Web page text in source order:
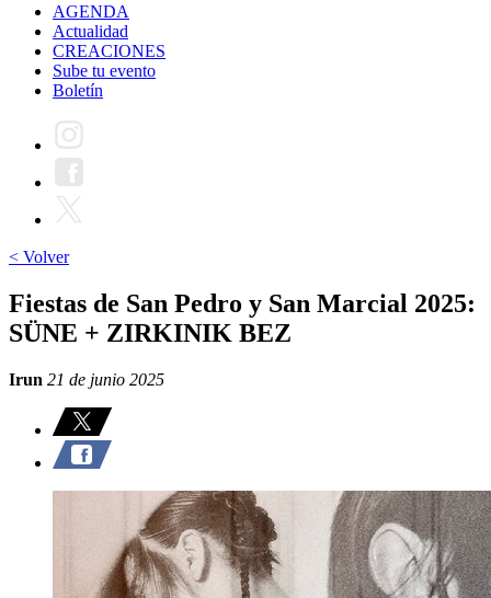
AGENDA
Actualidad
CREACIONES
Sube tu evento
Boletín
< Volver
Fiestas de San Pedro y San Marcial 2025:
SÜNE + ZIRKINIK BEZ
Irun 21 de junio 2025